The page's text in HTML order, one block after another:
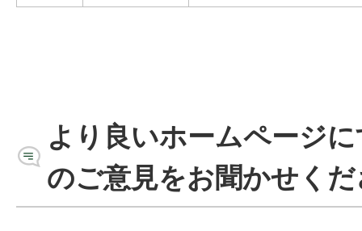
より良いホームページ
のご意見をお聞かせく